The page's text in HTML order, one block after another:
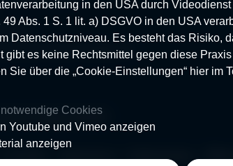
allgaeu.de
Allgäu gGmbH
in den USA durch
49 Abs. 1 S. 1 lit. a) DSGVO in den USA
Datenschutzniveau. Es besteht das Risiko,
gibt es keine Rechtsmittel gegen diese
Sie über die „Cookie-Einstellungen“ hier im
Cookies
Youtube und Vimeo anzeigen
anzeigen